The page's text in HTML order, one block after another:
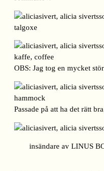
OBS: Jag tog en mycket
Passade på att ha det rätt
insändare av LINUS